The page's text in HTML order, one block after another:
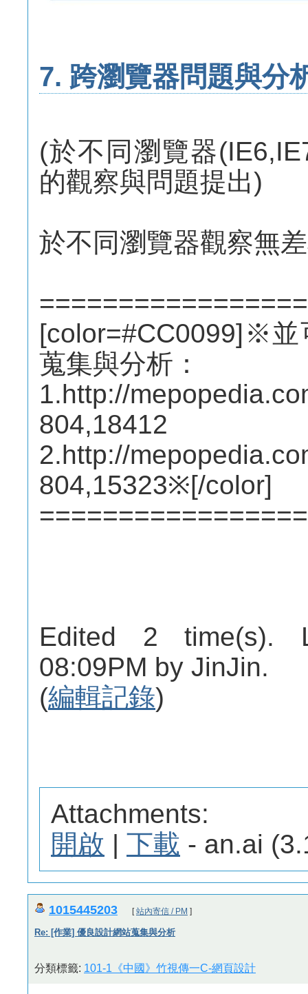
7. 跨瀏覽器問題與分
(於不同瀏覽器
的觀察與問題提出)
於不同瀏覽器觀察無
[color=#CC0099]※並
蒐集與分析：
1.http://
804,18412
2.http://
804,15323※[/color]
Edited 2 time(s).
08:09PM by JinJin.
(編輯記錄)
Attachments:
開啟 | 下載 - an.ai
1015445203 [站內寄信 / PM ]
Re: [作業] 優良設計網站蒐集與分析
分類標籤: 101-1《中國》竹視傳一C-網頁設計